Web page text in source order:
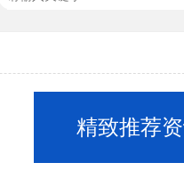
精致推荐
视频门禁控制箱